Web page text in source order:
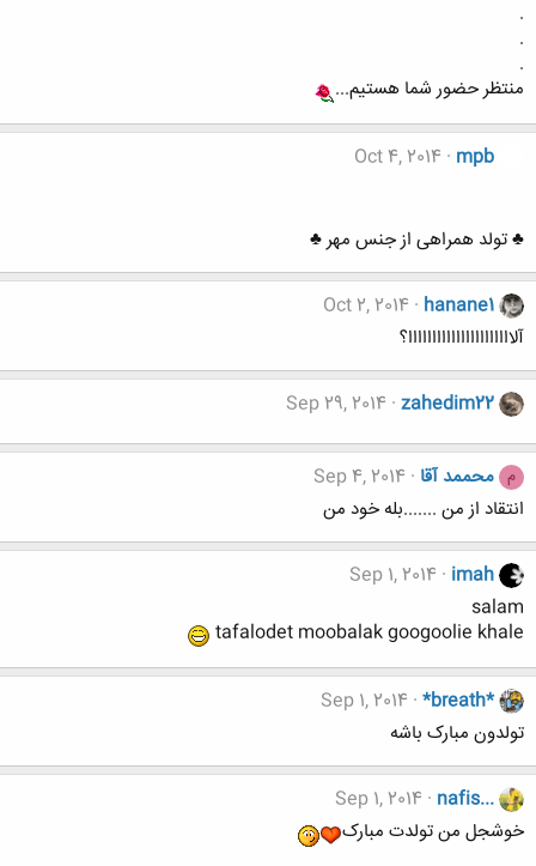
.
.
.
منتظر حضور شما هستیم...
mpb
Oct 4, 2014
♣ تولد همراهی از جنس مهر ♣
hanane1
Oct 2, 2014
آلاااااااااااااااااااااا؟
zahedim22
Sep 29, 2014
م محممد آقا Sep 4, 2014
انتقاد از من .......بله خود من
imah
Sep 1, 2014
salam
tafalodet moobalak googoolie khale
*breath*
Sep 1, 2014
تولدون مبارک باشه
nafis...
Sep 1, 2014
خوشجل من تولدت مبارک